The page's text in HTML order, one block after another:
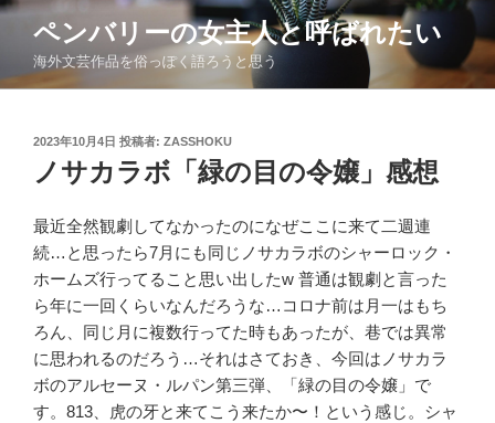
コ
ン
ペンバリーの女主人と呼ばれたい
海外文芸作品を俗っぽく語ろうと思う
投
日:
2023年10月4日 投稿者: ZASSHOKU
ノサカラボ「緑の目の令嬢」感想
最近全然観劇してなかったのになぜここに来て二週連
続… と思ったら7月にも同じノサカラボのシャーロック・
ホームズ行ってること思い出したw 普通は観劇と言った
ら年に一回くらいなんだろうな… コロナ前は月一はもち
ろん、同じ月に複数行ってた時もあったが、巷では異常
に思われるのだろう …それはさておき、今回はノサカラ
ボのアルセーヌ・ルパン第三弾、「緑の目の令嬢」で
す。 813 、虎の牙と来てこう来たか〜！という感じ。シャ